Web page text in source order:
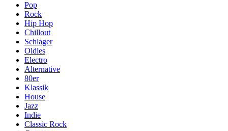
Pop
Rock
Hip Hop
Chillout
Schlager
Oldies
Electro
Alternative
80er
Klassik
House
Jazz
Indie
Classic Rock